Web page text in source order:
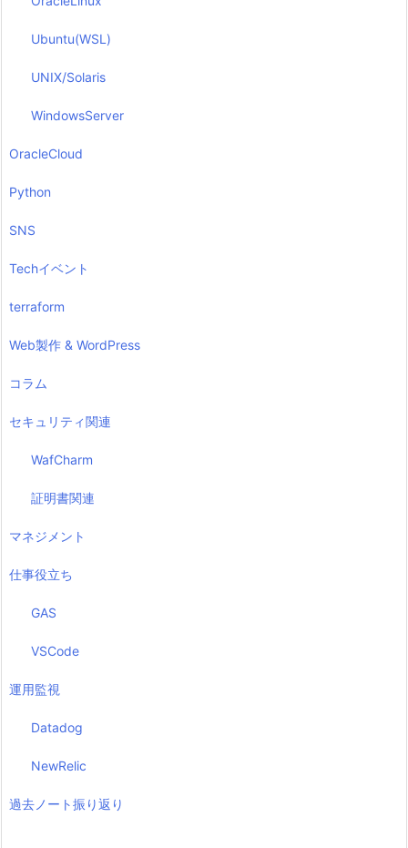
Ubuntu(WSL)
UNIX/Solaris
WindowsServer
OracleCloud
Python
SNS
Techイベント
terraform
Web製作 & WordPress
コラム
セキュリティ関連
WafCharm
証明書関連
マネジメント
仕事役立ち
GAS
VSCode
運用監視
Datadog
NewRelic
過去ノート振り返り